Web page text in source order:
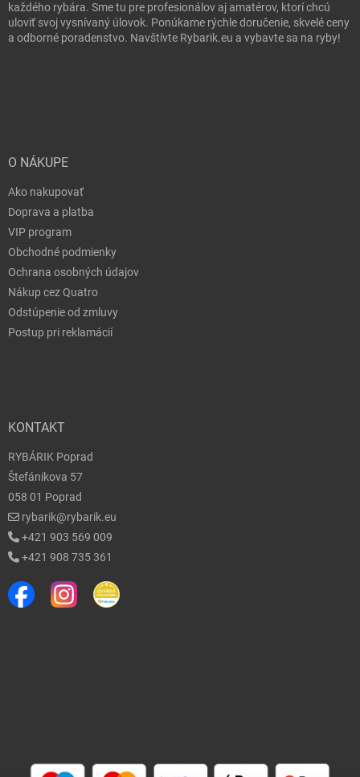
každého rybára. Sme tu pre profesionálov aj amatérov, ktorí chcú
uloviť svoj vysnívaný úlovok. Ponúkame rýchle doručenie, skvelé ceny
a odborné poradenstvo. Navštívte Rybarik.eu a vybavte sa na ryby!
O NÁKUPE
Ako nakupovať
Doprava a platba
VIP program
Obchodné podmienky
Ochrana osobných údajov
Nákup cez Quatro
Odstúpenie od zmluvy
Postup pri reklamácií
KONTAKT
RYBÁRIK Poprad
Štefánikova 57
058 01 Poprad
rybarik@rybarik.eu
+421 903 569 009
+421 908 735 361